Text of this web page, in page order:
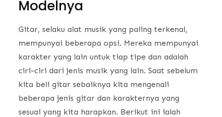
Modelnya
Gitar, selaku alat musik yang paling terkenal,
mempunyai beberapa opsi. Mereka mempunyai
karakter yang lain untuk tiap tipe dan adalah
ciri-ciri dari jenis musik yang lain. Saat sebelum
kita beli gitar sebaiknya kita mengenali
beberapa jenis gitar dan karakternya yang
sesuai yang kita harapkan. Berikut ini ialah